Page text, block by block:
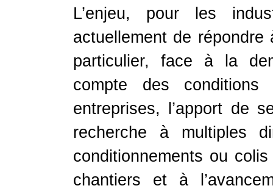
L’enjeu, pour les
actuellement de
particulier, face à la
compte des
entreprises, l’apport de
recherche à multiples
conditionnements ou
chantiers et à